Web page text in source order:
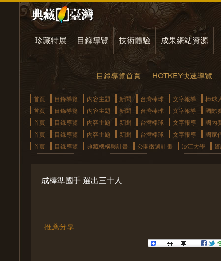
珍藏特展 目錄導覽 技術體驗 成果網站資源
目錄導覽首頁 HOTKEY快速導覽
首頁 目錄導覽 內容主題 新聞 台灣棒球 文字報導
棒球
首頁
目錄導覽 內容主題 新聞 台灣棒球 文字報導
國際
首頁
目錄導覽 內容主題 新聞 台灣棒球 文字報導
國內
首頁
目錄導覽 內容主題 新聞 台灣棒球 文字報導
國家
首頁
目錄導覽 典藏機構與計畫 公開徵選計畫 淡江大學
成棒準國手 選出三十人
推薦分享